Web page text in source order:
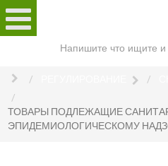
сайту
ТОВАРЫ ПОДЛЕЖАЩИЕ
ЭПИДЕМИОЛОГИЧЕСКОМУ